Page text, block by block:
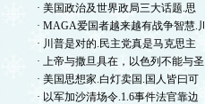
· 美国政治及世界政局三大话题.思
· MAGA爱国者越来越有战争智慧.川
· 川普是对的.民主党真是马克思主
· 上帝与撒旦具在，以色列不能与圣
· 美国思想家.白灯卖国.国人皆曰可
· 以军加沙清场令.1.6事件法官靠边